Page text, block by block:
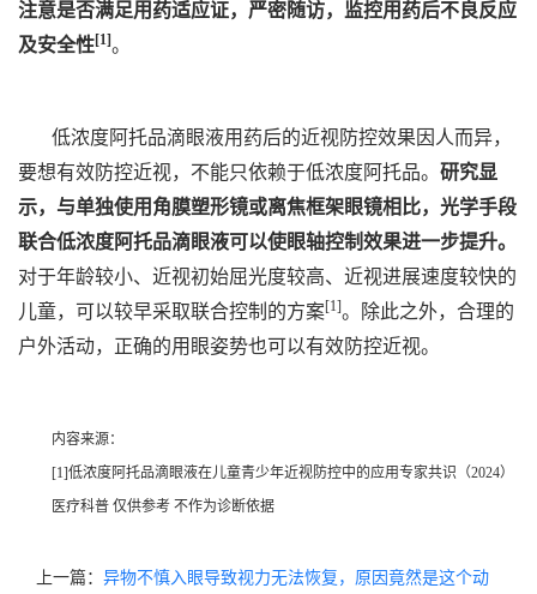
注意是否满足用药适应证，严密随访，监控用药后不良反应
及安全性[1]。
低浓度阿托品滴眼液用药后的近视防控效果因人而异，
要想有效防控近视，不能只依赖于低浓度阿托品。 研究显
示，与单独使用角膜塑形镜或离焦框架眼镜相比，光学手段
联合低浓度阿托品滴眼液可以使眼轴控制效果进一步提升。
对于年龄较小、近视初始屈光度较高、近视进展速度较快的
儿童，可以较早采取联合控制的方案[1]。除此之外，合理的
户外活动，正确的用眼姿势也可以有效防控近视。
内容来源：
[1]低浓度阿托品滴眼液在儿童青少年近视防控中的应用专家共识（2024）
医疗科普 仅供参考 不作为诊断依据
上一篇： 异物不慎入眼导致视力无法恢复，原因竟然是这个动